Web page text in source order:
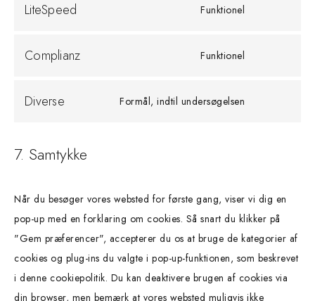
LiteSpeed Funktionel
Complianz Funktionel
Diverse Formål, indtil undersøgelsen
7. Samtykke
Når du besøger vores websted for første gang, viser vi dig en
pop-up med en forklaring om cookies. Så snart du klikker på
"Gem præferencer", accepterer du os at bruge de kategorier af
cookies og plug-ins du valgte i pop-up-funktionen, som beskrevet
i denne cookiepolitik. Du kan deaktivere brugen af ​​cookies via
din browser, men bemærk at vores websted muligvis ikke